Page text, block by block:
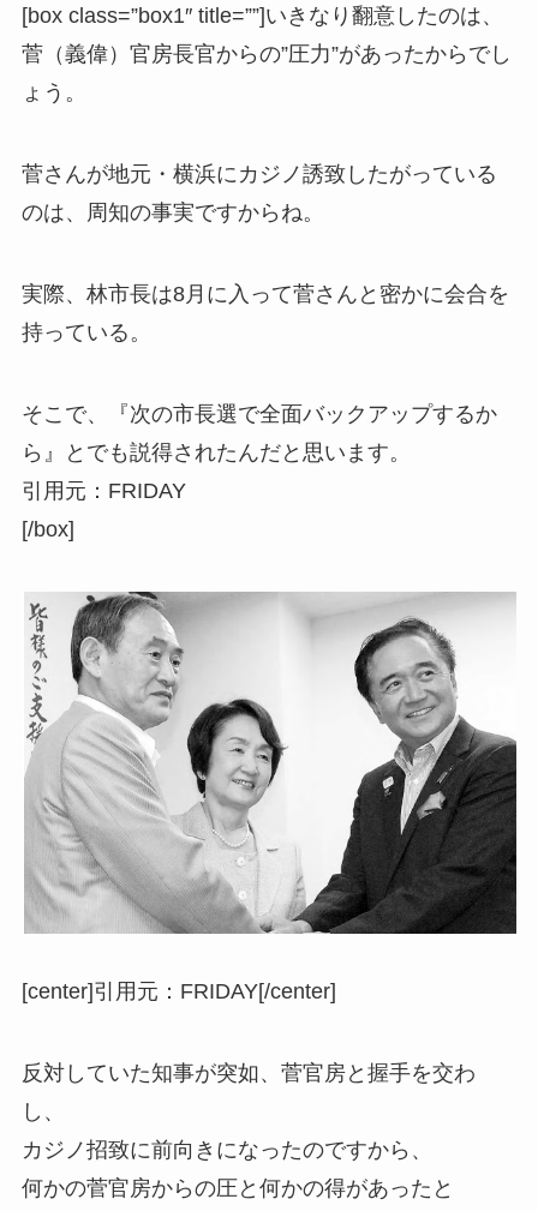
[box class=”box1″ title=””]いきなり翻意したのは、
菅（義偉）官房長官からの”圧力”があったからでし
ょう。
菅さんが地元・横浜にカジノ誘致したがっている
のは、周知の事実ですからね。
実際、林市長は8月に入って菅さんと密かに会合を
持っている。
そこで、『次の市長選で全面バックアップするか
ら』とでも説得されたんだと思います。
引用元：FRIDAY
[/box]
[center]引用元：FRIDAY[/center]
反対していた知事が突如、 菅官房と握手を交わ
し、
カジノ招致に前向きになったのですから、
何かの菅官房からの圧と何かの得があったと